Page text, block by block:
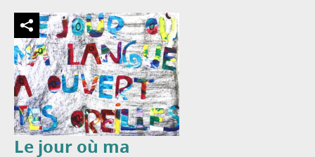
Le jour où ma